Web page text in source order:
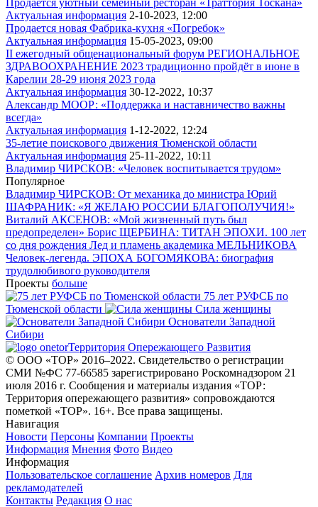
Актуальная информация 2-10-2023, 12:00
Продается новая Фабрика-кухня «Погребок»
Актуальная информация 15-05-2023, 09:00
II ежегодный общенациональный форум РЕГИОНАЛЬНОЕ
ЗДРАВООХРАНЕНИЕ 2023 традиционно пройдёт в июне в
Карелии 28-29 июня 2023 года
Актуальная информация 30-12-2022, 10:37
Александр МООР: «Поддержка и наставничество важны
всегда»
Актуальная информация 1-12-2022, 12:24
35-летие поискового движения Тюменской области
Актуальная информация 25-11-2022, 10:11
Владимир ЧИРСКОВ: «Человек воспитывается трудом»
Популярное
Владимир ЧИРСКОВ: От механика до министра Юрий
ШАФРАНИК: «Я ЖЕЛАЮ РОССИИ БЛАГОПОЛУЧИЯ!»
Виталий АКСЕНОВ: «Мой жизненный путь был
предопределен» Борис ЩЕРБИНА: ТИТАН ЭПОХИ. 100 лет
со дня рождения Лед и пламень академика МЕЛЬНИКОВА
Человек-легенда. ЭПОХА БОГОМЯКОВА: биография
трудолюбивого руководителя
Проекты больше
75 лет РУФСБ по
Тюменской области
Сила женщины
Основатели Западной
Сибири
Территория Опережающего Развития
© ООО «ТОР» 2016–2022. Свидетельство о регистрации
СМИ №ФС 77-66585 зарегистрировано Роскомнадзором 21
июля 2016 г. Сообщения и материалы издания «ТОР:
Территория опережающего развития» сопровождаются
пометкой «ТОР». 16+. Все права защищены.
Навигация
Новости Персоны Компании Проекты
Информация Мнения Фото Видео
Информация
Пользовательское соглашение Архив номеров Для
рекламодателей
Контакты Редакция О нас